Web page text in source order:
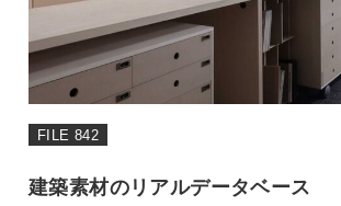
FILE 842
建築素材のリアルデータベース